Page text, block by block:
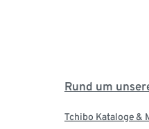
Rund um
Tchibo Kataloge &